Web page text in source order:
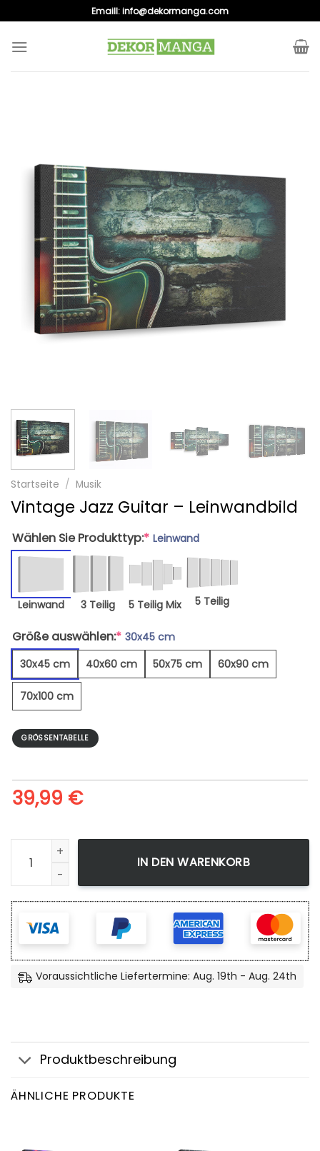
to
content
Emaill:info@dekormanga.com
Startseite / Musik
Vintage Jazz Guitar – Leinwandbild
Wählen Sie Produkttyp:* Leinwand
Leinwand 3 Teilig 5 Teilig Mix 5 Teilig
Größe auswählen:* 30x45 cm
30x45 cm
40x60 cm 50x75 cm 60x90 cm
70x100 cm
GRÖSSENTABELLE
39,99 €
Vintage Jazz Guitar - Leinwandbild Menge
IN DEN WARENKORB
Voraussichtliche Liefertermine: Aug. 19th - Aug. 24th
Produktbeschreibung
ÄHNLICHE PRODUKTE